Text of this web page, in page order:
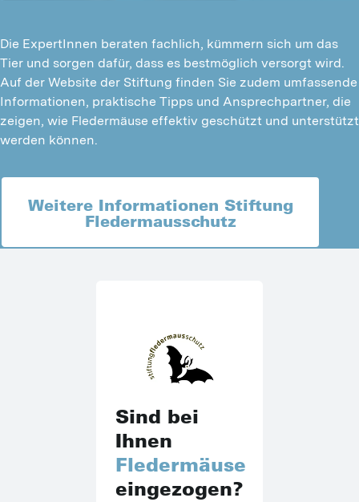
Die ExpertInnen beraten fachlich, kümmern sich um das
Tier und sorgen dafür, dass es bestmöglich versorgt wird.
Auf der Website der Stiftung finden Sie zudem umfassende
Informationen, praktische Tipps und Ansprechpartner, die
zeigen, wie Fledermäuse effektiv geschützt und unterstützt
werden können.
Weitere Informationen Stiftung
Fledermausschutz
Sind bei
Ihnen
Fledermäuse
eingezogen?